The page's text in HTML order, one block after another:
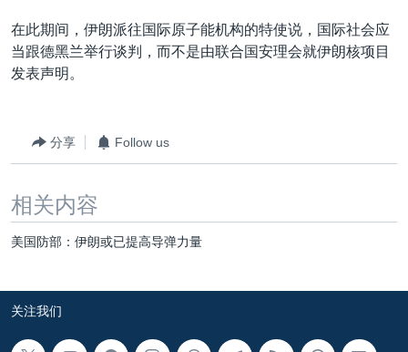
全球议题
环境
美国建国250周年
埃博拉疫情
重要讲话与声明
南中国海争端
关注西藏
GEN Z 看美国
关注我们
在此期间，伊朗派往国际原子能机构的特使说，国际社会应
当跟德黑兰举行谈判，而不是由联合国安理会就伊朗核项目
发表声明。
分享 Follow us
相关内容
美国防部：伊朗或已提高导弹力量
关注我们